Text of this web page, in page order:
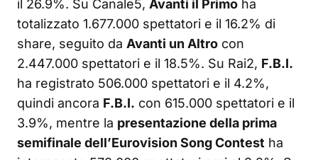
il 26.9%. Su Canale5, Avanti il Primo ha
totalizzato 1.677.000 spettatori e il 16.2% di
share, seguito da Avanti un Altro con
2.447.000 spettatori e il 18.5%. Su Rai2, F.B.I.
ha registrato 506.000 spettatori e il 4.2%,
quindi ancora F.B.I. con 615.000 spettatori e il
3.9%, mentre la presentazione della prima
semifinale dell’Eurovision Song Contest ha